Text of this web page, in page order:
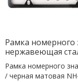
Рамка номерного
нержавеющая
Рамка номерного
/ черная матовая